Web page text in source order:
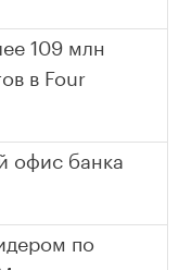
109 млн
в Four
офис банка
по